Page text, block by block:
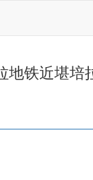
地铁近堪培